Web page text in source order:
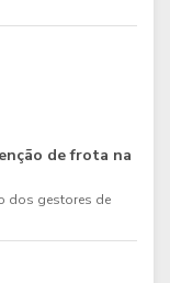
de frota na
dos gestores de